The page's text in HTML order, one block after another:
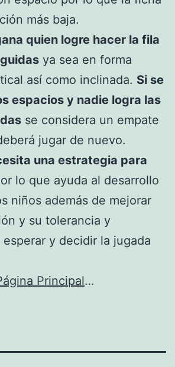
más baja.
quien logre hacer la fila
ya sea en forma
así como inclinada. Si se
espacios y nadie logra las
se considera un empate
jugar de nuevo.
una estrategia para
lo que ayuda al desarrollo
niños además de mejorar
y su tolerancia y
y decidir la jugada
Principal…